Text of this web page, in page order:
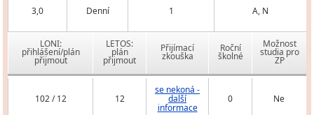
3,0 Denní 1 A, N
LONI:
přihlášení/plán
přijmout
LETOS:
plán
přijmout
Přijímací
zkouška
Roční
školné
Možnost
studia pro
ZP
102 / 12 12
se nekoná -
další
informace
0 Ne